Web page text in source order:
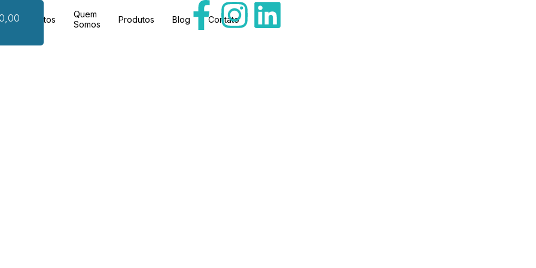
0,00
Tratamentos
Quem
Somos
Produtos Blog Contato